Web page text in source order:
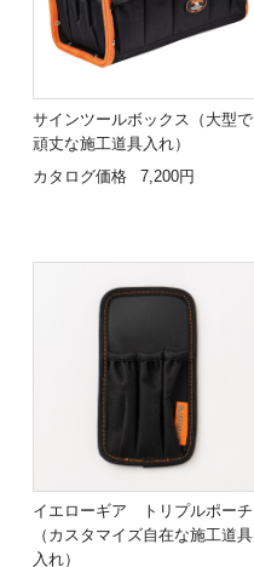
サインツールボックス（大型で
頑丈な施工道具入れ）
カタログ価格
7,200円
イエローギア トリプルポーチ
（カスタマイズ自在な施工道具
入れ）